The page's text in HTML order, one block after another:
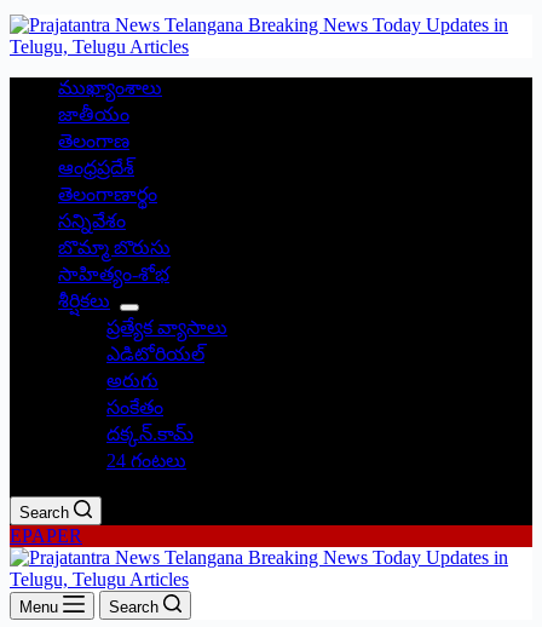
ముఖ్యాంశాలు
జాతీయం
తెలంగాణ
ఆంధ్రప్రదేశ్
తెలంగాణార్థం
సన్నివేశం
బొమ్మా బొరుసు
సాహిత్యం-శోభ
శీర్షికలు
ప్రత్యేక వ్యాసాలు
ఎడిటోరియల్
అరుగు
సంకేతం
దక్కన్.కామ్
24 గంటలు
Search
EPAPER
Menu Search